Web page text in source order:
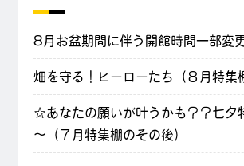
8月お盆期間に伴う開館時間一部変
畑を守る！ヒーローたち（８月特集
☆あなたの願いが叶うかも？？七夕
～（７月特集棚のその後）